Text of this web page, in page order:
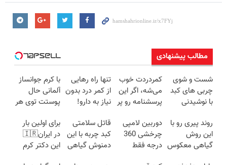
مطالب پیشنهادی
شست و شوی
چربی های کبد
با نوشیدنی
کمردردت خوب
می‌شه، اگر این
پرسشنامه رو پر
تنها راه رهایی
از کمر درد بدون
نیاز به دارو!
با کرم جوانساز
آلمانی حال
پوستت توی هر
خوبه۴۵٪تخفیف
روند پیری رو با
این روش
گیاهی معکوس
دوربین لامپی
چرخشی 360
درجه فقط
قاتل سلامتی
کبد چربه با این
دمنوش گیاهی
برای اولین بار
در ایران🇮🇷
این دکتر کرم